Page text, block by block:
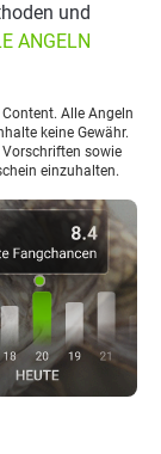
und
ANGELN
Alle Angeln
keine Gewähr.
sowie
einzuhalten.